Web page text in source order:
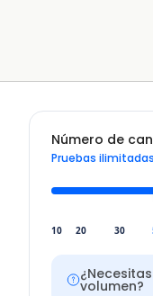
Número de
Pruebas
10 20 30
volumen?